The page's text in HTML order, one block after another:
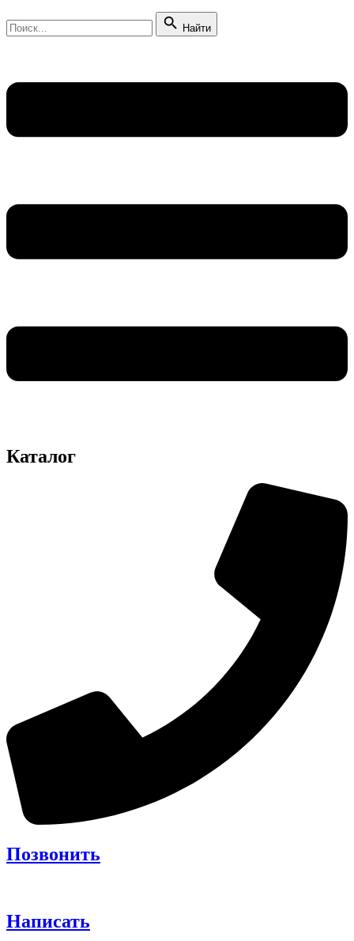
Найти
Каталог
Позвонить
Написать